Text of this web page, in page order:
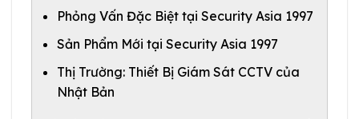
Phỏng Vấn Đặc Biệt tại Security Asia 1997
Sản Phẩm Mới tại Security Asia 1997
Thị Trường: Thiết Bị Giám Sát CCTV của
Nhật Bản